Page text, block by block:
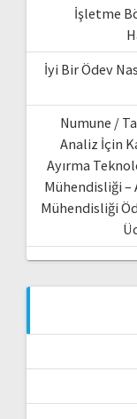
İşletme
İyi Bir Ödev
Numune /
Analiz İçin
Ayırma
Mühendisliği –
Mühendisliği